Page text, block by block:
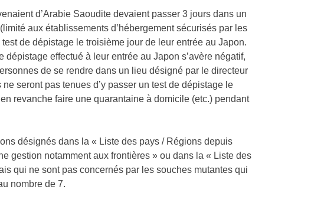
d’Arabie Saoudite devaient passer 3 jours dans un
aux établissements d’hébergement sécurisés par les
de dépistage le troisième jour de leur entrée au Japon.
effectué à leur entrée au Japon s’avère négatif,
de se rendre dans un lieu désigné par le directeur
seront pas tenues d’y passer un test de dépistage le
revanche faire une quarantaine à domicile (etc.) pendant
désignés dans la « Liste des pays / Régions depuis
gestion notamment aux frontières » ou dans la « Liste des
qui ne sont pas concernés par les souches mutantes qui
nombre de 7.